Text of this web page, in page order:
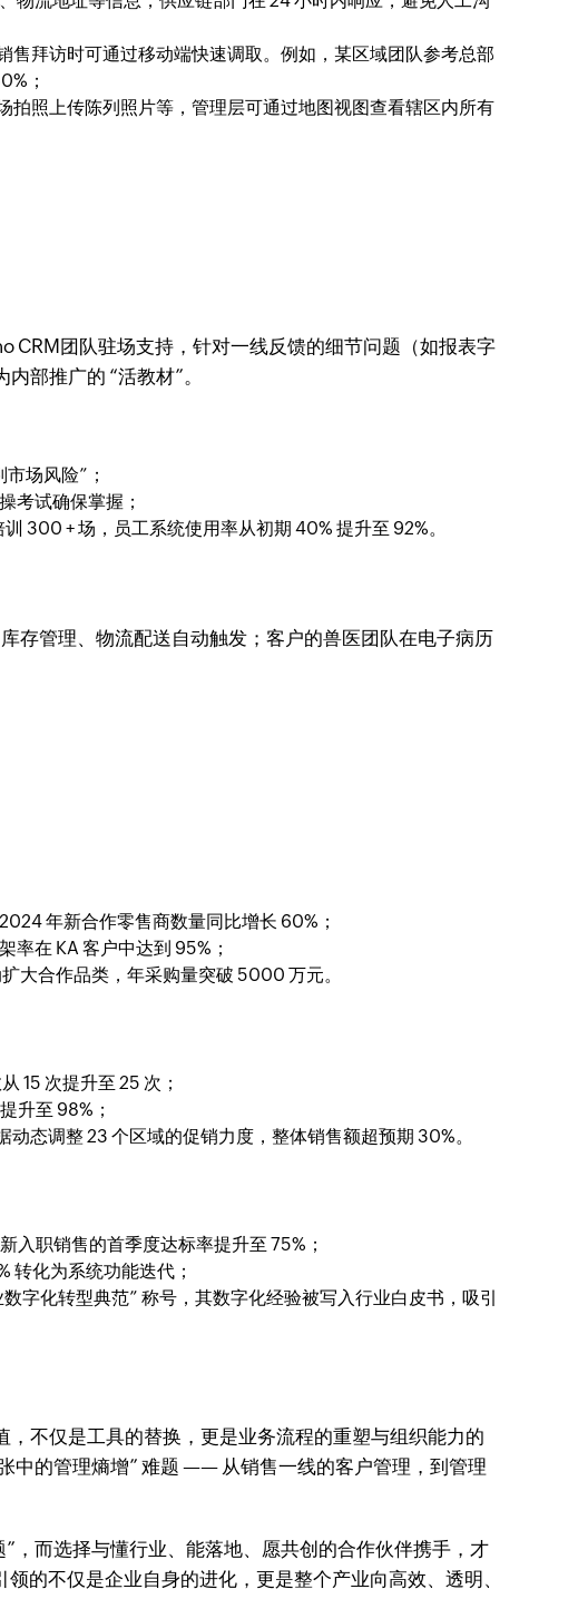
售拜访时可通过移动端快速调取。例如，某区域团队参考总部
；
拍照上传陈列照片等，管理层可通过地图视图查看辖区内所有
CRM团队驻场支持，针对一线反馈的细节问题（如报表字
部推广的 “活教材”。
场风险”；
考试确保掌握；
训 300 + 场，员工系统使用率从初期 40% 提升至 92%。
存管理、物流配送自动触发；客户的兽医团队在电子病历
年新合作零售商数量同比增长 60%；
率在 KA 客户中达到 95%；
大合作品类，年采购量突破 5000 万元。
15 次提升至 25 次；
升至 98%；
态调整 23 个区域的促销力度，整体销售额超预期 30%。
入职销售的首季度达标率提升至 75%；
转化为系统功能迭代；
字化转型典范” 称号，其数字化经验被写入行业白皮书，吸引
，不仅是工具的替换，更是业务流程的重塑与组织能力的
中的管理熵增” 难题 —— 从销售一线的客户管理，到管理
，而选择与懂行业、能落地、愿共创的合作伙伴携手，才
的不仅是企业自身的进化，更是整个产业向高效、透明、